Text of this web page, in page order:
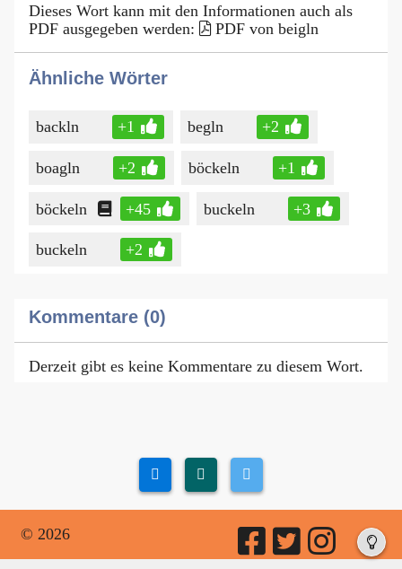
Dieses Wort kann mit den Informationen auch als
PDF ausgegeben werden:
PDF von beigln
Ähnliche Wörter
backln +1 begln +2
boagln +2 böckeln +1
böckeln +45 buckeln +3
buckeln +2
Kommentare (0)
Derzeit gibt es keine Kommentare zu diesem Wort.
© 2026